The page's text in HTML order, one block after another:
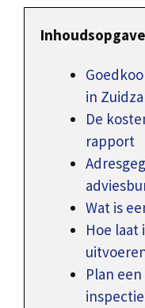
Inhoudsopgave
in
De
rapport
Wat is
Hoe
Plan